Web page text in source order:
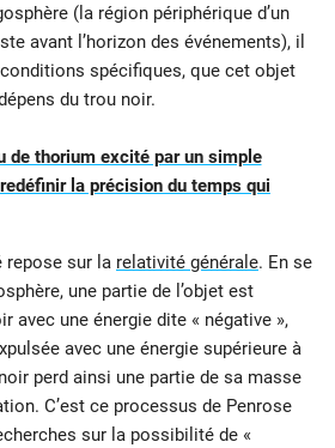
(la région périphérique d’un
avant l’horizon des événements), il
spécifiques, que cet objet
du trou noir.
de thorium excité par un simple
la précision du temps qui
repose sur la relativité générale. En se
une partie de l’objet est
avec une énergie dite « négative »,
avec une énergie supérieure à
perd ainsi une partie de sa masse
C’est ce processus de Penrose
sur la possibilité de «